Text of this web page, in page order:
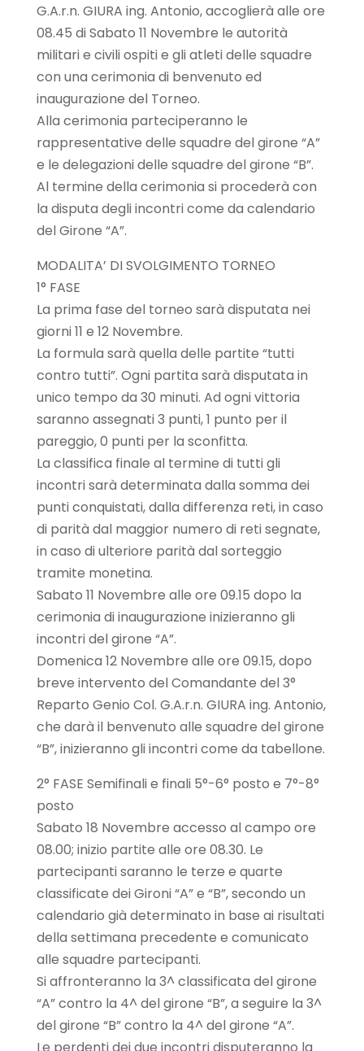
G.A.r.n. GIURA ing. Antonio, accoglierà alle ore
08.45 di Sabato 11 Novembre le autorità
militari e civili ospiti e gli atleti delle squadre
con una cerimonia di benvenuto ed
inaugurazione del Torneo.
Alla cerimonia parteciperanno le
rappresentative delle squadre del girone “A”
e le delegazioni delle squadre del girone “B”.
Al termine della cerimonia si procederà con
la disputa degli incontri come da calendario
del Girone “A”.
MODALITA’ DI SVOLGIMENTO TORNEO
1° FASE
La prima fase del torneo sarà disputata nei
giorni 11 e 12 Novembre.
La formula sarà quella delle partite “tutti
contro tutti”. Ogni partita sarà disputata in
unico tempo da 30 minuti. Ad ogni vittoria
saranno assegnati 3 punti, 1 punto per il
pareggio, 0 punti per la sconfitta.
La classifica finale al termine di tutti gli
incontri sarà determinata dalla somma dei
punti conquistati, dalla differenza reti, in caso
di parità dal maggior numero di reti segnate,
in caso di ulteriore parità dal sorteggio
tramite monetina.
Sabato 11 Novembre alle ore 09.15 dopo la
cerimonia di inaugurazione inizieranno gli
incontri del girone “A”.
Domenica 12 Novembre alle ore 09.15, dopo
breve intervento del Comandante del 3°
Reparto Genio Col. G.A.r.n. GIURA ing. Antonio,
che darà il benvenuto alle squadre del girone
“B”, inizieranno gli incontri come da tabellone.
2° FASE Semifinali e finali 5°-6° posto e 7°-8°
posto
Sabato 18 Novembre accesso al campo ore
08.00; inizio partite alle ore 08.30. Le
partecipanti saranno le terze e quarte
classificate dei Gironi “A” e “B”, secondo un
calendario già determinato in base ai risultati
della settimana precedente e comunicato
alle squadre partecipanti.
Si affronteranno la 3^ classificata del girone
“A” contro la 4^ del girone “B”, a seguire la 3^
del girone “B” contro la 4^ del girone “A”.